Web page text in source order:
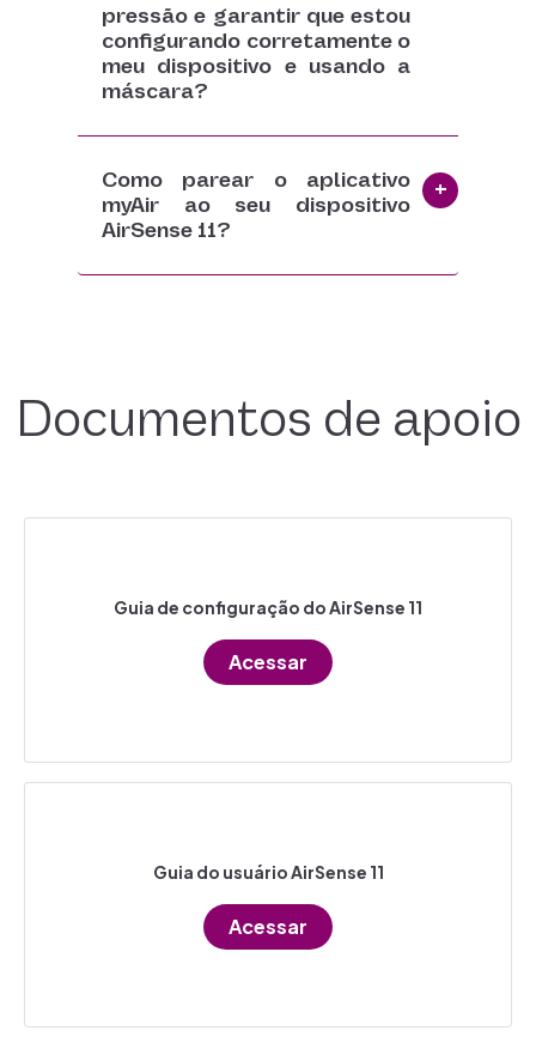
pressão e garantir que estou
configurando corretamente o
meu dispositivo e usando a
máscara?
Como parear o aplicativo
myAir ao seu dispositivo
AirSense 11?
Documentos de apoio
Guia de configuração do AirSense 11​
Acessar
Guia do usuário AirSense 11​
Acessar